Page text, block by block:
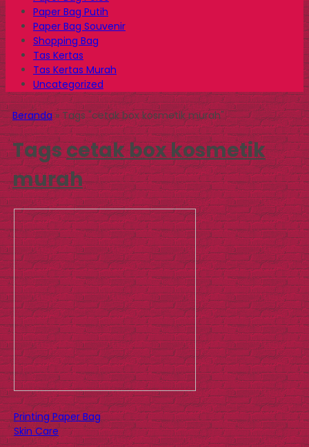
Paper Bag Putih
Paper Bag Souvenir
Shopping Bag
Tas Kertas
Tas Kertas Murah
Uncategorized
Beranda»Tags "cetak box kosmetik murah"
Tagscetak box kosmetik
murah
Printing Paper Bag
Skin Care